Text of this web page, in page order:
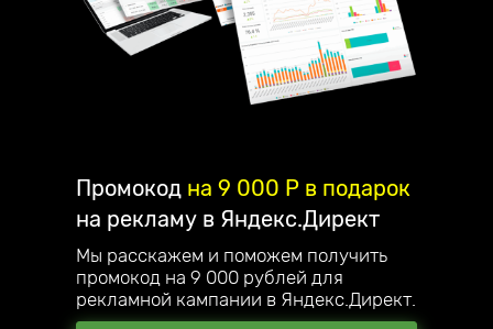
Промокод на 9 000 P в подарок
на рекламу в Яндекс.Директ
Мы расскажем и поможем получить
промокод на 9 000 рублей для
рекламной кампании в Яндекс.Директ.